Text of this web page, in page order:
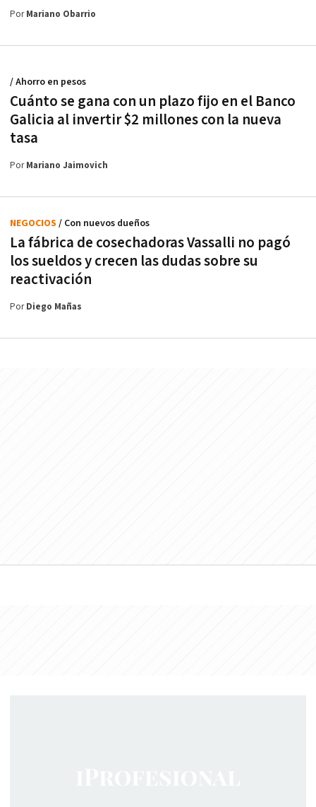
PorMariano Obarrio
Cuánto se gana con un plazo fijo en el Banco
Galicia al invertir $2 millones con la nueva
tasa
/ Ahorro en pesos
PorMariano Jaimovich
La fábrica de cosechadoras Vassalli no pagó
los sueldos y crecen las dudas sobre su
reactivación
NEGOCIOS / Con nuevos dueños
PorDiego Mañas